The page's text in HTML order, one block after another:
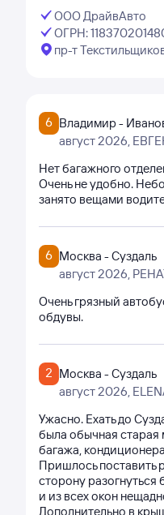
ООО ДрайвАвто
ОГРН:
пр-т
6 Владимир -
август 2026,
Нет багажного
Очень не удобно.
занято вещами
6 Москва - Суздаль
август 2026,
Очень грязный
обдувы.
2 Москва - Суздаль
август 2026,
Ужасно. Ехать до
была обычная старая
багажа,
Пришлось поставить
сторону
и из всех окон
Дополнительно в